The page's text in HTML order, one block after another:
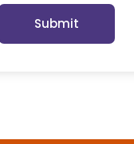
Submit